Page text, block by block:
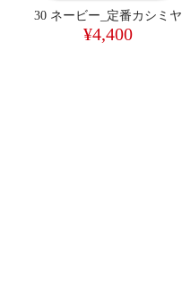
30 ネービー_定番カシミヤ
¥4,400